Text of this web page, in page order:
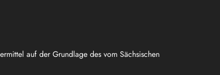
auf der Grundlage des vom Sächsischen